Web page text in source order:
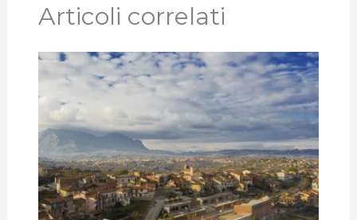
Articoli correlati